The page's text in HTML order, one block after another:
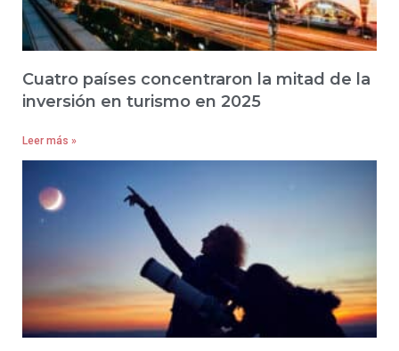
Cuatro países concentraron la mitad de la
inversión en turismo en 2025
Leer más »